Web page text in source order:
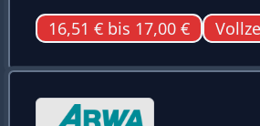
16,51 € bis 17,00 €